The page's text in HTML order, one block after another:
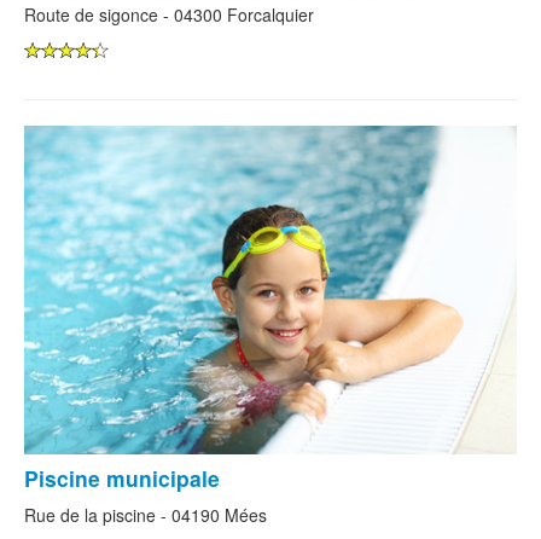
Route de sigonce - 04300 Forcalquier
Piscine municipale
Rue de la piscine - 04190 Mées